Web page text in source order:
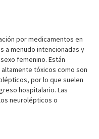
por medicamentos en
a menudo intencionadas y
femenino. Están
tóxicos como son
por lo que suelen
hospitalario. Las
neurolépticos o